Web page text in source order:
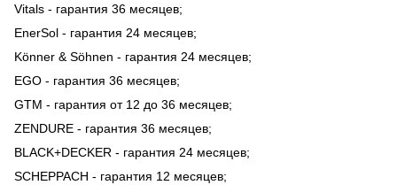
Vitals - гарантия 36 месяцев;
EnerSol - гарантия 24 месяцев;
Könner & Söhnen - гарантия 24 месяцев;
EGO - гарантия 36 месяцев;
GTM - гарантия от 12 до 36 месяцев;
ZENDURE - гарантия 36 месяцев;
BLACK+DECKER - гарантия 24 месяцев;
SCHEPPACH - гарантия 12 месяцев;